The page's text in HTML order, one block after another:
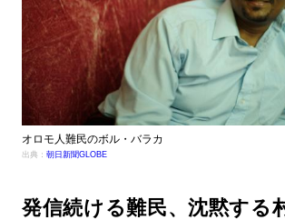
オロモ人難民のボル・バラカ
出典： 朝日新聞GLOBE
発信続ける難民、沈黙する